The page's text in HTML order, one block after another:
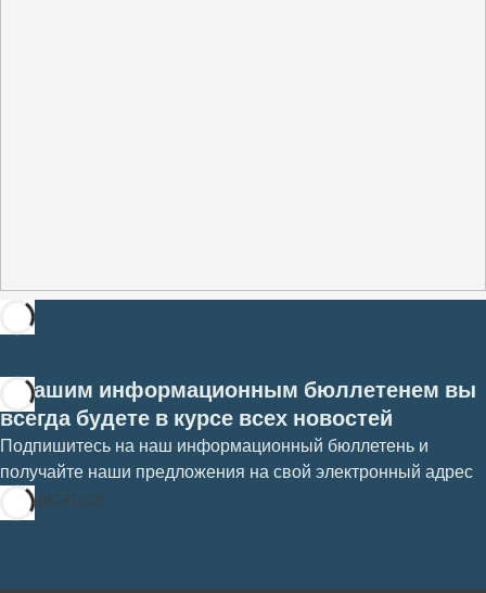
С нашим информационным бюллетенем вы
всегда будете в курсе всех новостей
Подпишитесь на наш информационный бюллетень и
получайте наши предложения на свой электронный адрес
Подписаться